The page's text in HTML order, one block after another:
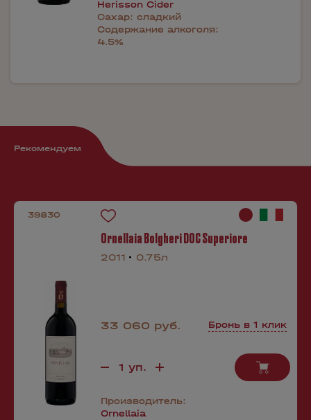
Herisson Cider
Сахар: сладкий
Содержание алкоголя:
4.5%
Рекомендуем
39830
Ornellaia Bolgheri DOC Superiore
2011 0.75л
33 060 руб. Бронь в 1 клик
Производитель:
Ornellaia